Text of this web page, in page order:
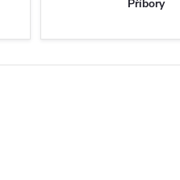
Příbory